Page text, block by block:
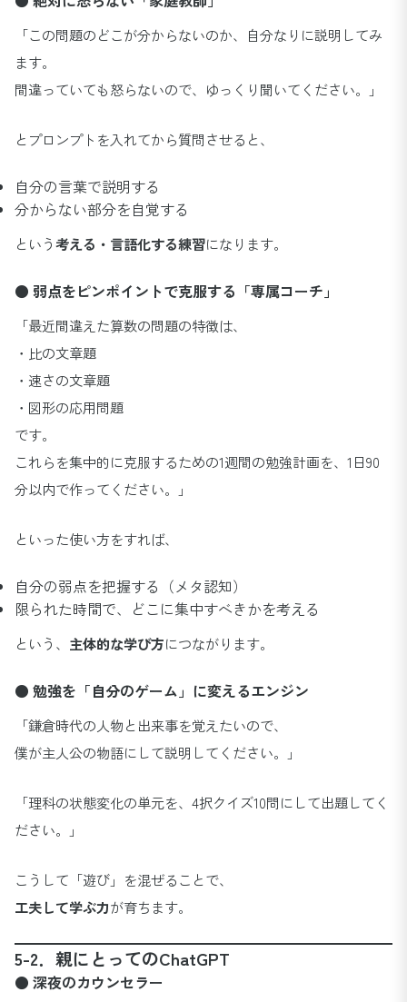
「この問題のどこが分からないのか、自分なりに説明してみ
ます。
間違っていても怒らないので、ゆっくり聞いてください。」
とプロンプトを入れてから質問させると、
自分の言葉で説明する
分からない部分を自覚する
という考える・言語化する練習になります。
● 弱点をピンポイントで克服する「専属コーチ」
「最近間違えた算数の問題の特徴は、
・比の文章題
・速さの文章題
・図形の応用問題
です。
これらを集中的に克服するための1週間の勉強計画を、1日90
分以内で作ってください。」
といった使い方をすれば、
自分の弱点を把握する（メタ認知）
限られた時間で、どこに集中すべきかを考える
という、 主体的な学び方につながります。
● 勉強を「自分のゲーム」に変えるエンジン
「鎌倉時代の人物と出来事を覚えたいので、
僕が主人公の物語にして説明してください。」
「理科の状態変化の単元を、4択クイズ10問にして出題してく
ださい。」
こうして「遊び」を混ぜることで、
工夫して学ぶ力が育ちます。
5-2．親にとってのChatGPT
● 深夜のカウンセラー